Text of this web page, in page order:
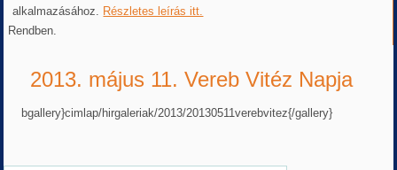
alkalmazásához. Részletes leírás itt.
Rendben.
2013. május 11. Vereb Vitéz Napja
bgallery}cimlap/hirgaleriak/2013/20130511verebvitez{/gallery}